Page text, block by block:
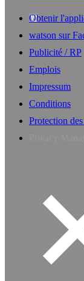
Obtenir
watson sur
Publicité / RP
Emplois
Impressum
Conditions
Protection